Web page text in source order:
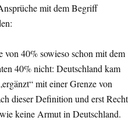
mit dem Begriff
von 40% sowieso schon mit dem
40% nicht: Deutschland kam
mit einer Grenze von
dieser Definition und erst Recht
keine Armut in Deutschland.